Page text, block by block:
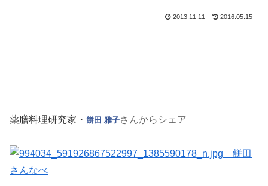
2013.11.11 2016.05.15
薬膳料理研究家・ 餅田 雅子さんからシェア